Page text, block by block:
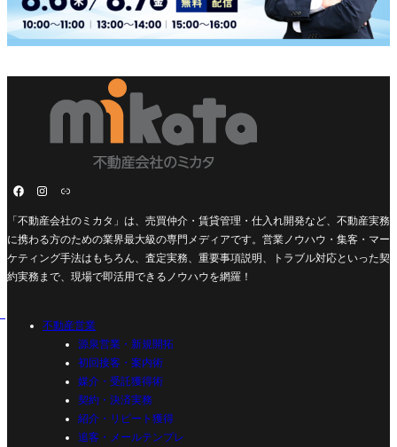
「不動産会社のミカタ」は、売買仲介・賃貸管理・仕入れ開発など、不動産実務
に携わる方のための業界最大級の専門メディアです。営業ノウハウ・集客・マー
ケティング手法はもちろん、査定実務、重要事項説明、トラブル対応といった契
約実務まで、現場で即活用できるノウハウを網羅！
不動産営業
源泉営業・新規開拓
初回接客・案内術
媒介・受託獲得術
契約・決済実務
紹介・リピート獲得
追客・メールテンプレ